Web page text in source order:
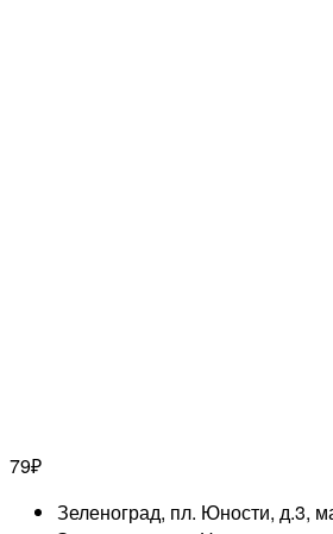
79₽
Зеленоград, пл. Юности, д.3,